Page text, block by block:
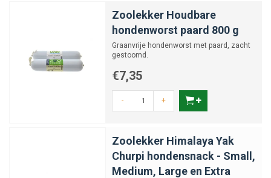
Zoolekker Houdbare
hondenworst paard 800 g
Graanvrije hondenworst met paard, zacht
gestoomd.
€7,35
- +
Zoolekker Himalaya Yak
Churpi hondensnack - Small,
Medium, Large en Extra